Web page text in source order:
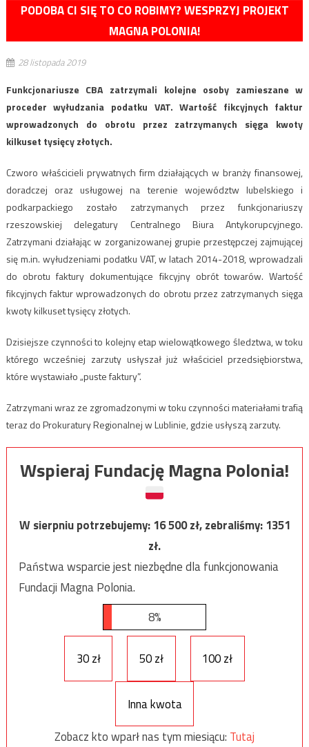
PODOBA CI SIĘ TO CO ROBIMY? WESPRZYJ PROJEKT
MAGNA POLONIA!
28 listopada 2019
Funkcjonariusze CBA zatrzymali kolejne osoby zamieszane w
proceder wyłudzania podatku VAT. Wartość fikcyjnych faktur
wprowadzonych do obrotu przez zatrzymanych sięga kwoty
kilkuset tysięcy złotych.
Czworo właścicieli prywatnych firm działających w branży finansowej,
doradczej oraz usługowej na terenie województw lubelskiego i
podkarpackiego zostało zatrzymanych przez funkcjonariuszy
rzeszowskiej delegatury Centralnego Biura Antykorupcyjnego.
Zatrzymani działając w zorganizowanej grupie przestępczej zajmującej
się m.in. wyłudzeniami podatku VAT, w latach 2014-2018, wprowadzali
do obrotu faktury dokumentujące fikcyjny obrót towarów. Wartość
fikcyjnych faktur wprowadzonych do obrotu przez zatrzymanych sięga
kwoty kilkuset tysięcy złotych.
Dzisiejsze czynności to kolejny etap wielowątkowego śledztwa, w toku
którego wcześniej zarzuty usłyszał już właściciel przedsiębiorstwa,
które wystawiało „puste faktury”.
Zatrzymani wraz ze zgromadzonymi w toku czynności materiałami trafią
teraz do Prokuratury Regionalnej w Lublinie, gdzie usłyszą zarzuty.
Wspieraj Fundację Magna Polonia!
W sierpniu potrzebujemy:16 500zł, zebraliśmy:1351
zł.
Państwa wsparcie jest niezbędne dla funkcjonowania
Fundacji Magna Polonia.
8%
30 zł 50 zł 100 zł
Inna kwota
Zobacz kto wparł nas tym miesiącu: Tutaj